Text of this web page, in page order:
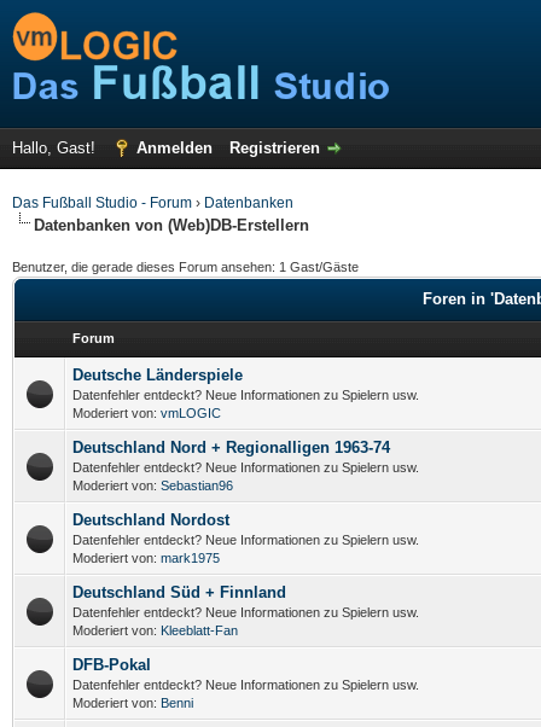
Hallo, Gast! Anmelden Registrieren
Das Fußball Studio - Forum › Datenbanken
Datenbanken von (Web)DB-Erstellern
Benutzer, die gerade dieses Forum ansehen: 1 Gast/Gäste
Foren in
Forum
Deutsche Länderspiele
Datenfehler entdeckt? Neue Informationen zu Spielern usw.
Moderiert von: vmLOGIC
Deutschland Nord + Regionalligen 1963-74
Datenfehler entdeckt? Neue Informationen zu Spielern usw.
Moderiert von: Sebastian96
Deutschland Nordost
Datenfehler entdeckt? Neue Informationen zu Spielern usw.
Moderiert von: mark1975
Deutschland Süd + Finnland
Datenfehler entdeckt? Neue Informationen zu Spielern usw.
Moderiert von: Kleeblatt-Fan
DFB-Pokal
Datenfehler entdeckt? Neue Informationen zu Spielern usw.
Moderiert von: Benni